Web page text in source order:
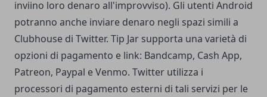
inviino loro denaro all'improvviso). Gli utenti Android
potranno anche inviare denaro negli spazi simili a
Clubhouse di Twitter. Tip Jar supporta una varietà di
opzioni di pagamento e link: Bandcamp, Cash App,
Patreon, Paypal e Venmo. Twitter utilizza i
processori di pagamento esterni di tali servizi per le